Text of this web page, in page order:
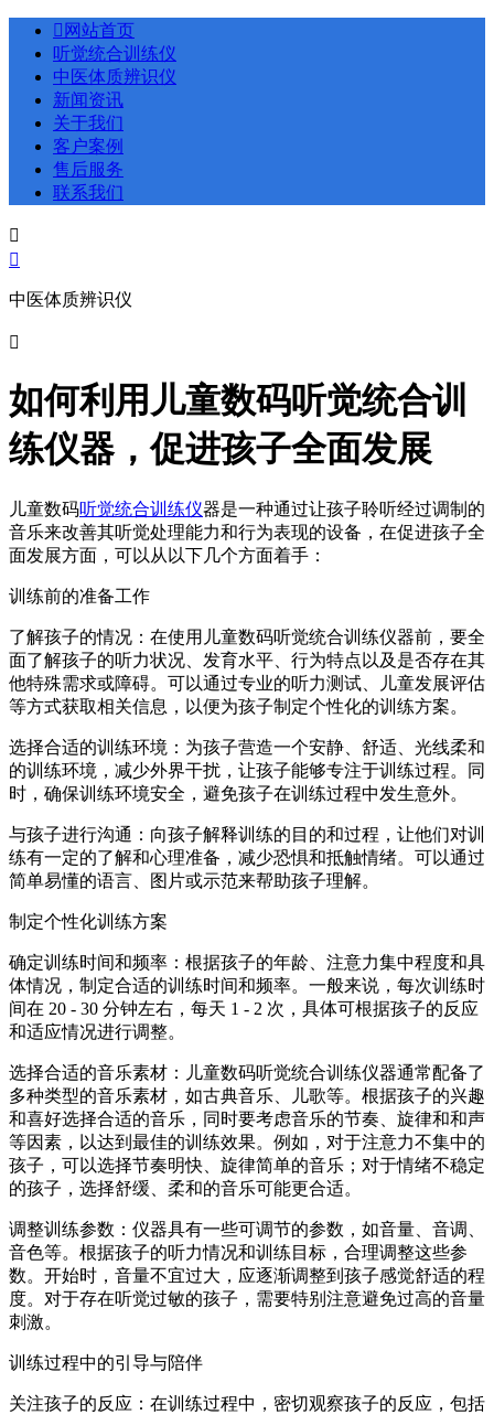
 网站首页
听觉统合训练仪
中医体质辨识仪
新闻资讯
关于我们
客户案例
售后服务
联系我们


中医体质辨识仪

如何利用儿童数码听觉统合训
练仪器，促进孩子全面发展
儿童数码听觉统合训练仪器是一种通过让孩子聆听经过调制的
音乐来改善其听觉处理能力和行为表现的设备，在促进孩子全
面发展方面，可以从以下几个方面着手：
训练前的准备工作
了解孩子的情况：在使用 儿童数码听觉统合训练仪器前，要全
面了解孩子的听力状况、发育水平、行为特点以及是否存在其
他特殊需求或障碍。可以通过专业的听力测试、儿童发展评估
等方式获取相关信息，以便为孩子制定个性化的训练方案。
选择合适的训练环境：为孩子营造一个安静、舒适、光线柔和
的训练环境，减少外界干扰，让孩子能够专注于训练过程。同
时，确保训练环境安全，避免孩子在训练过程中发生意外。
与孩子进行沟通：向孩子解释训练的目的和过程，让他们对训
练有一定的了解和心理准备，减少恐惧和抵触情绪。可以通过
简单易懂的语言、图片或示范来帮助孩子理解。
制定个性化训练方案
确定训练时间和频率：根据孩子的年龄、注意力集中程度和具
体情况，制定合适的训练时间和频率。一般来说，每次训练时
间在 20 - 30 分钟左右，每天 1 - 2 次，具体可根据孩子的反应
和适应情况进行调整。
选择合适的音乐素材：儿童数码听觉统合训练仪器通常配备了
多种类型的音乐素材，如古典音乐、儿歌等。根据孩子的兴趣
和喜好选择合适的音乐，同时要考虑音乐的节奏、旋律和和声
等因素，以达到最佳的训练效果。例如，对于注意力不集中的
孩子，可以选择节奏明快、旋律简单的音乐；对于情绪不稳定
的孩子，选择舒缓、柔和的音乐可能更合适。
调整训练参数：仪器具有一些可调节的参数，如音量、音调、
音色等。根据孩子的听力情况和训练目标，合理调整这些参
数。开始时，音量不宜过大，应逐渐调整到孩子感觉舒适的程
度。对于存在听觉过敏的孩子，需要特别注意避免过高的音量
刺激。
训练过程中的引导与陪伴
关注孩子的反应：在训练过程中，密切观察孩子的反应，包括